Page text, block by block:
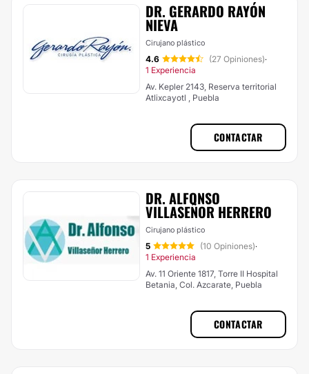
DR. GERARDO RAYÓN
NIEVA
Cirujano plástico
4.6 (27 Opiniones)·
1 Experiencia
Av. Kepler 2143, Reserva territorial
Atlixcayotl , Puebla
CONTACTAR
DR. ALFONSO
VILLASEÑOR HERRERO
Cirujano plástico
5 (10 Opiniones)·
1 Experiencia
Av. 11 Oriente 1817, Torre II Hospital
Betania, Col. Azcarate, Puebla
CONTACTAR